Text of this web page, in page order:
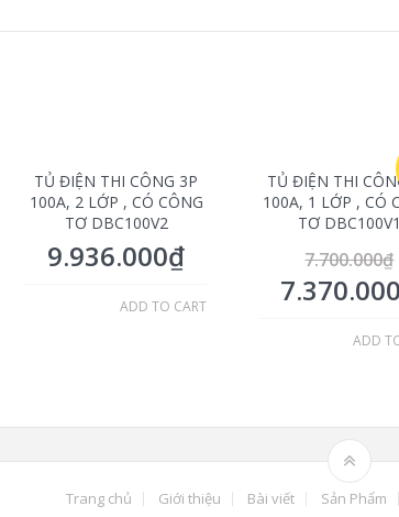
TỦ ĐIỆN THI CÔNG 3P
100A, 2 LỚP , CÓ CÔNG
TƠ DBC100V2
9.936.000₫
ADD TO CART
TỦ ĐIỆN THI
100A, 1 LỚP , CÓ
TƠ DBC100V1
7.700.000₫
7.370.000
ADD
Trang chủ Giới thiệu Bài viết Sản Phẩm